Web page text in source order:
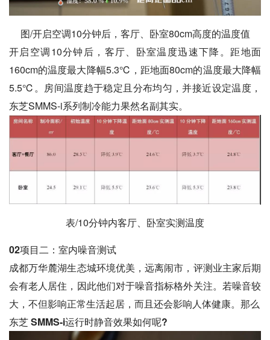
图/开启空调10分钟后，客厅、卧室80cm高度的温度值
开启空调10分钟后，客厅、卧室温度迅速下降。距地面
160cm的温度最大降幅5.3℃，距地面80cm的温度最大降幅
5.5℃。房间温度趋于稳定且分布均匀，并接近设定温度，
东芝SMMS-i系列制冷能力果然名副其实。
表/10分钟内客厅、卧室实测温度
02项目二： 室内噪音测试
成都万华麓湖生态城环境优美，远离闹市，评测业主家后期
会有老人居住，因此他们对于噪音指标格外关注。若噪音较
大，不但影响正常生活起居，而且还会影响人体健康。那么
东芝 SMMS-i运行时静音效果如何呢?